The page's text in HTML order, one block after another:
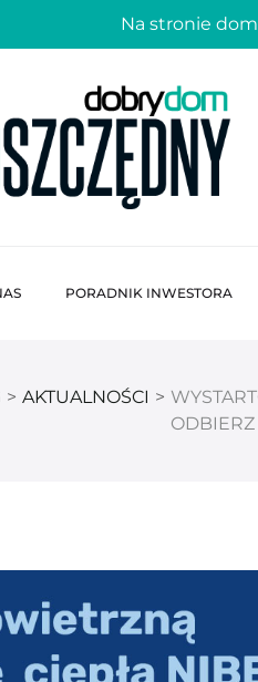
Na stronie
PORADNIK INWESTORA
> AKTUALNOŚCI >